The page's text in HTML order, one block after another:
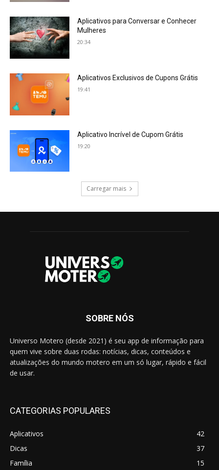
Aplicativos para Conversar e Conhecer
Mulheres
20:34
Aplicativos Exclusivos de Cupons Grátis
19:41
Aplicativo Incrível de Cupom Grátis
19:20
Carregar mais
SOBRE NÓS
Universo Motero (desde 2021) é seu app de informação para
quem vive sobre duas rodas: notícias, dicas, conteúdos e
atualizações do mundo motero em um só lugar, rápido e fácil
de usar.
CATEGORIAS POPULARES
Aplicativos
42
Dicas
37
Família
15